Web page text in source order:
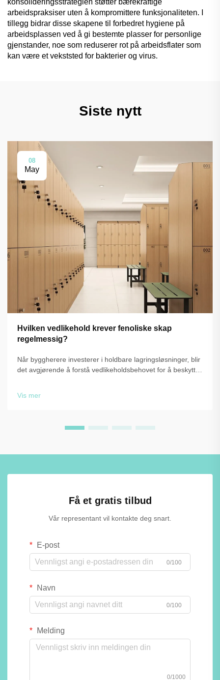
konsolideringsstrategien støtter bærekraftige
arbeidspraksiser uten å kompromittere funksjonaliteten. I
tillegg bidrar disse skapene til forbedret hygiene på
arbeidsplassen ved å gi bestemte plasser for personlige
gjenstander, noe som reduserer rot på arbeidsflater som
kan være et vekststed for bakterier og virus.
Siste nytt
08
May
Hvilken vedlikehold krever fenoliske skap
regelmessig?
Når byggherere investerer i holdbare lagringsløsninger, blir
det avgjørende å forstå vedlikeholdsbehovet for å beskytte
Vis mer
Få et gratis tilbud
Vår representant vil kontakte deg snart.
E-post
0/100
Navn
0/100
Melding
0/1000